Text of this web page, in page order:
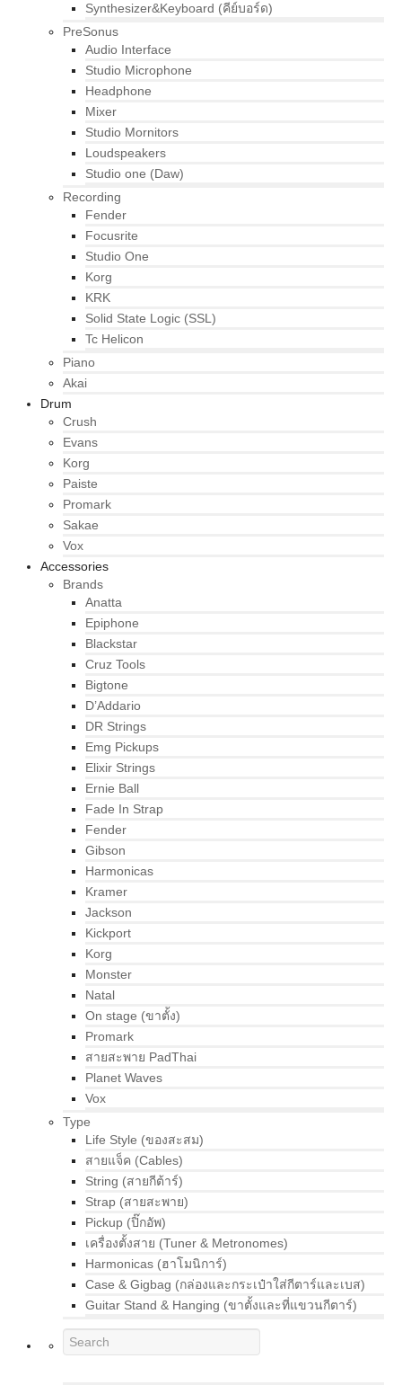
Synthesizer&Keyboard (คีย์บอร์ด)
PreSonus
Audio Interface
Studio Microphone
Headphone
Mixer
Studio Mornitors
Loudspeakers
Studio one (Daw)
Recording
Fender
Focusrite
Studio One
Korg
KRK
Solid State Logic (SSL)
Tc Helicon
Piano
Akai
Drum
Crush
Evans
Korg
Paiste
Promark
Sakae
Vox
Accessories
Brands
Anatta
Epiphone
Blackstar
Cruz Tools
Bigtone
D’Addario
DR Strings
Emg Pickups
Elixir Strings
Ernie Ball
Fade In Strap
Fender
Gibson
Harmonicas
Kramer
Jackson
Kickport
Korg
Monster
Natal
On stage (ขาตั้ง)
Promark
สายสะพาย PadThai
Planet Waves
Vox
Type
Life Style (ของสะสม)
สายแจ็ค (Cables)
String (สายกีต้าร์)
Strap (สายสะพาย)
Pickup (ปิ๊กอัพ)
เครื่องตั้งสาย (Tuner & Metronomes)
Harmonicas (ฮาโมนิการ์)
Case & Gigbag (กล่องและกระเป๋าใส่กีตาร์และเบส)
Guitar Stand & Hanging (ขาตั้งและที่แขวนกีตาร์)